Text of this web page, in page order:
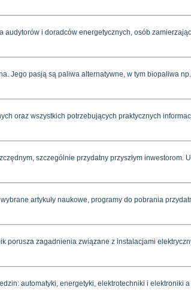
i doradców energetycznych, osób
Jego pasją są paliwa alternatywne, w tym biopaliwa
oraz wszystkich potrzebujących praktycznych
szczególnie przydatny przyszłym inwestorom.
artykuły naukowe, programy do pobrania
porusza zagadnienia związane z instalacjami
automatyki, energetyki, elektrotechniki i elektroniki